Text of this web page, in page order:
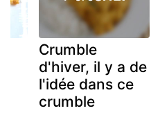
Crumble
d'hiver, il y a de
l'idée dans ce
crumble